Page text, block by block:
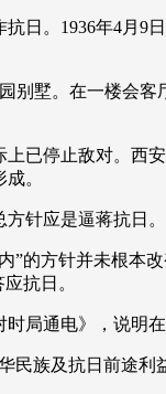
库 热播榜 总台
。1936年4月9
墅。在一楼会客
停止敌对。西
。
应是逼蒋抗日
方针并未根本改
抗日。
通电》，说明在
族及抗日前途利